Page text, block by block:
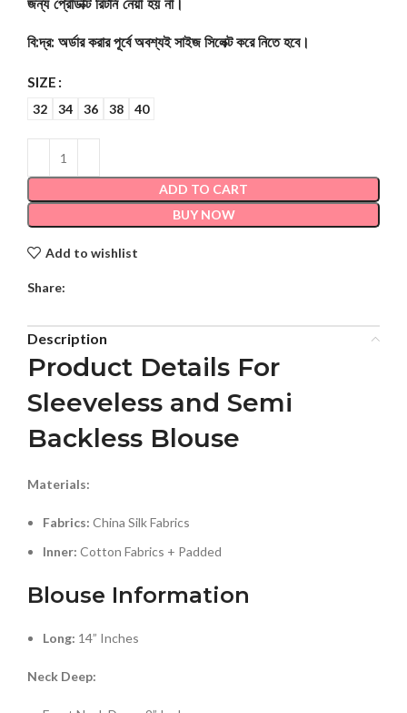
জন্য প্রোডাক্ট রিটার্ন নেয়া হয় না।
বি:দ্র: অর্ডার করার পূর্বে অবশ্যই সাইজ সিলেক্ট করে নিতে হবে।
SIZE
32 34 36 38 40
ADD TO CART
BUY NOW
Add to wishlist
Share:
Description
Product Details For
Sleeveless and Semi
Backless Blouse
Materials:
Fabrics: China Silk Fabrics
Inner: Cotton Fabrics + Padded
Blouse Information
Long: 14” Inches
Neck Deep: